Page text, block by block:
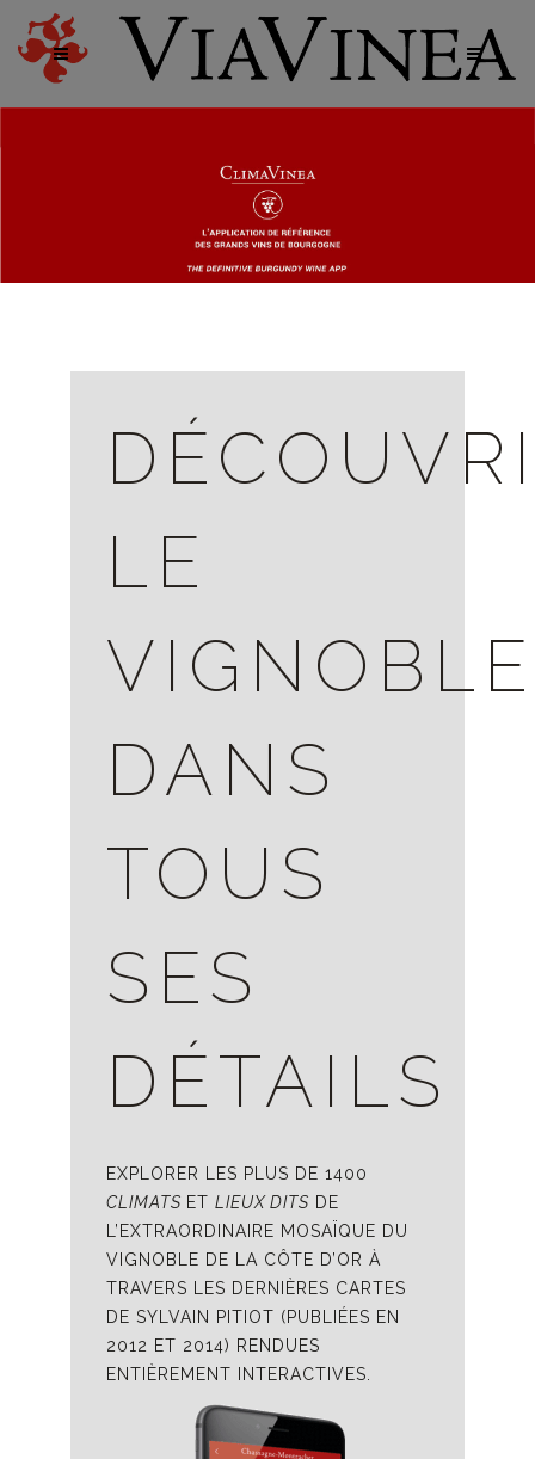
LE
VIGNOBLE
DANS
TOUS
SES
DÉTAILS
EXPLORER LES PLUS DE 1400
CLIMATS ET LIEUX DITS DE
L’EXTRAORDINAIRE MOSAÏQUE DU
VIGNOBLE DE LA CÔTE D’OR À
TRAVERS LES DERNIÈRES CARTES
DE SYLVAIN PITIOT (PUBLIÉES EN
2012 ET 2014) RENDUES
ENTIÈREMENT INTERACTIVES.